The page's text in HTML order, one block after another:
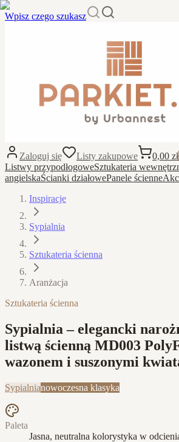
Wpisz czego szukasz
Zaloguj się Listy zakupowe 0,00 zł
Listwy przypodłogoweSztukateria
angielskaŚcianki działowePanele ścienne
Inspiracje
Sypialnia
Sztukateria ścienna
Aranżacja
Sztukateria ścienna
Sypialnia – elegancki
listwą ścienną MD003
wazonem i suszonymi
Sypialnianowoczesna klasyka
Paleta
Jasna, neutralna kolorystyka w